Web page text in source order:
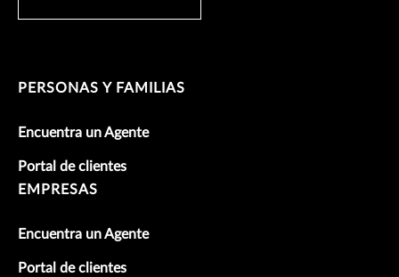
PERSONAS Y FAMILIAS
Encuentra un Agente
Portal de clientes
EMPRESAS
Encuentra un Agente
Portal de clientes